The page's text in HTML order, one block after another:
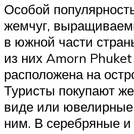
Особой
жемчуг,
в южной части
из них Amorn
расположена на
Туристы покупают
виде или
ним. В серебряные и